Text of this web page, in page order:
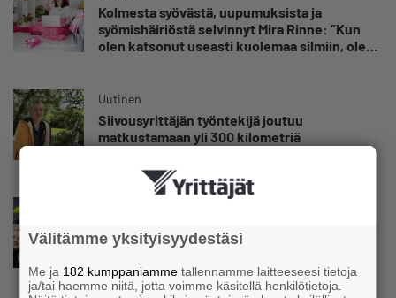
Kolmesta syövästä, uupumuksista ja
syömishäiriöstä selvinnyt Mira Rinne: ”Kun
olen katsonut useasti kuolemaa silmiin, olen
Uutinen
Siivousyrittäjän työntekijä joutuu
matkustamaan yli 300 kilometriä
suorittaakseen ajokortin – ”Ei aja syrjäseudun
Voimamiehen lettivideot poikivat yrittäjälle
Välitämme yksityisyydestäsi
Me ja 182 kumppaniamme tallennamme laitteeseesi tietoja
ja/tai haemme niitä, jotta voimme käsitellä henkilötietoja.